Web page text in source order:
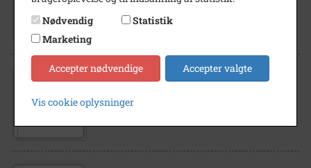
Frederikssund.
Espergærde renseanlæg
Nødvendig
Statistik
Marketing
Accepter nødvendige Accepter valgte
Vis cookie oplysninger